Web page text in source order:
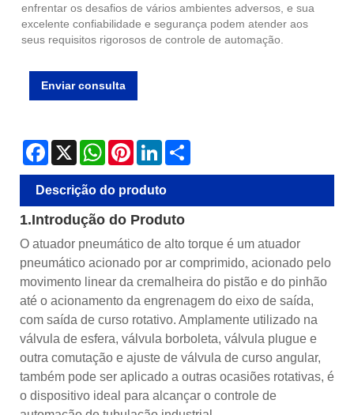
enfrentar os desafios de vários ambientes adversos, e sua
excelente confiabilidade e segurança podem atender aos
seus requisitos rigorosos de controle de automação.
Enviar consulta
Facebook
X WhatsAppPinterestLinkedIn
Descrição do produto
1.Introdução do Produto
O atuador pneumático de alto torque é um atuador
pneumático acionado por ar comprimido, acionado pelo
movimento linear da cremalheira do pistão e do pinhão
até o acionamento da engrenagem do eixo de saída,
com saída de curso rotativo. Amplamente utilizado na
válvula de esfera, válvula borboleta, válvula plugue e
outra comutação e ajuste de válvula de curso angular,
também pode ser aplicado a outras ocasiões rotativas, é
o dispositivo ideal para alcançar o controle de